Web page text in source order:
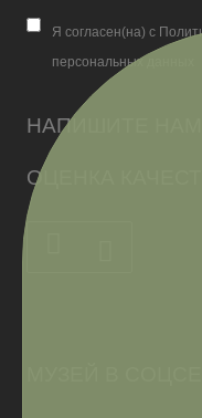
Я согласен(на) с
персональных данных
НАПИШИТЕ НАМ
ОЦЕНКА